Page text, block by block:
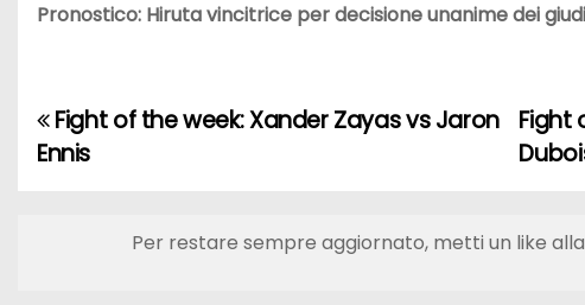
Pronostico: Hiruta vincitrice per decisione unanime dei
N
Fight
Fight of the week: Xander Zayas vs Jaron
Ennis
Per restare sempre aggiornato, metti un like